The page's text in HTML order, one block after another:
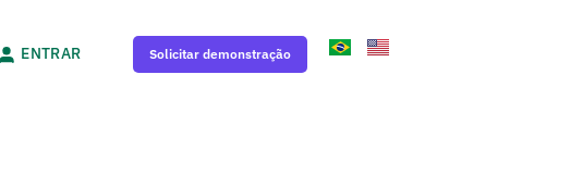
ENTRAR Solicitar demonstração